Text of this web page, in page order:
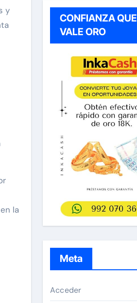
y
la
CONFIANZA QUE
VALE ORO
Meta
Acceder